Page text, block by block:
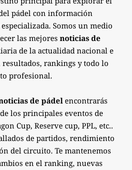
pádel con información
Somos un medio
las mejores noticias de
de la actualidad nacional e
rankings y todo lo
profesional.
de pádel encontrarás
los principales eventos de
Cup, Reserve cup, PPL, etc..
de partidos, rendimiento
del circuito. Te mantenemos
en el ranking, nuevas